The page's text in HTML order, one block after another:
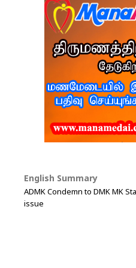
English Summary
ADMK Condemn to DMK MK
issue